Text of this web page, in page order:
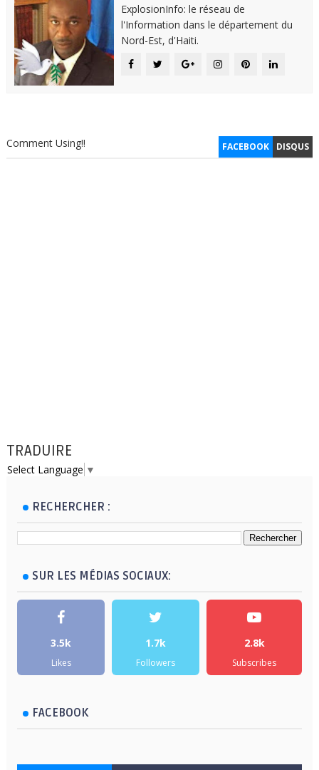
ExplosionInfo: le réseau de
l'Information dans le département du
Nord-Est, d'Haiti.
FACEBOOK DISQUS
Comment Using!!
TRADUIRE
Select Language ▼
RECHERCHER :
SUR LES MÉDIAS SOCIAUX:
3.5k
Likes
1.7k
Followers
2.8k
Subscribes
FACEBOOK